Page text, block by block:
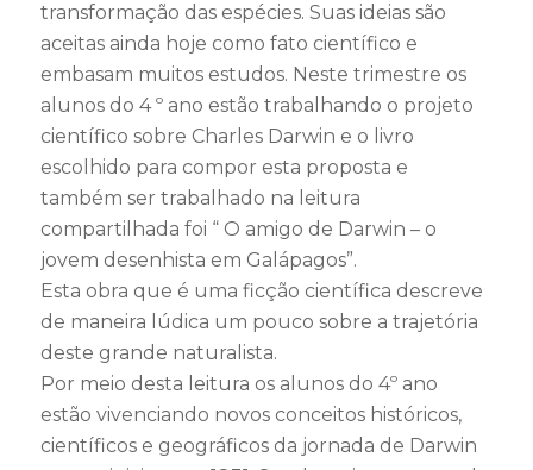
transformação das espécies. Suas ideias são
aceitas ainda hoje como fato científico e
embasam muitos estudos. Neste trimestre os
alunos do 4 º ano estão trabalhando o projeto
científico sobre Charles Darwin e o livro
escolhido para compor esta proposta e
também ser trabalhado na leitura
compartilhada foi “ O amigo de Darwin – o
jovem desenhista em Galápagos”.
Esta obra que é uma ficção científica descreve
de maneira lúdica um pouco sobre a trajetória
deste grande naturalista.
Por meio desta leitura os alunos do 4º ano
estão vivenciando novos conceitos históricos,
científicos e geográficos da jornada de Darwin